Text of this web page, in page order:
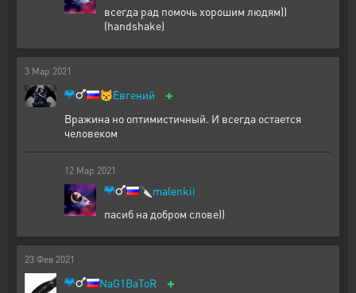
всегда рад помочь хорошим людям))
(handshake)
3 Мар 2021
😾Евгений +
Вражина но оптимистичный. И всегда остается
человеком
12 Мар 2021
🔪 malenkii
пасиб на добром слове))
23 Фев 2021
NaG1BaToR +